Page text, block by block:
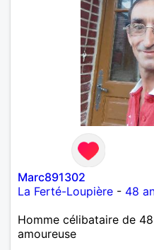
Marc891302
La Ferté-Loupière - 48
Homme célibataire de
amoureuse